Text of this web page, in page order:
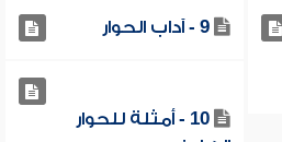
9 - آداب الحوار
10 - أمثلة للحوار